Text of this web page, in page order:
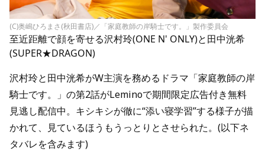
(C)奥嶋ひろまさ(秋田書店)／「家庭教師の岸騎士です。」製作委員会
至近距離で顔を寄せる沢村玲(ONE N' ONLY)と田中洸希
(SUPER★DRAGON)
沢村玲と田中洸希がW主演を務めるドラマ「家庭教師の岸
騎士です。」の第2話がLeminoで期間限定広告付き無料
見逃し配信中。キシキシが徹に“添い寝学習”する様子が描
かれて、見ているほうもうっとりとさせられた。(以下ネ
タバレを含みます)